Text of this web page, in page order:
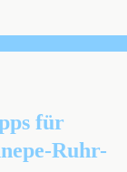
für
Ruhr-